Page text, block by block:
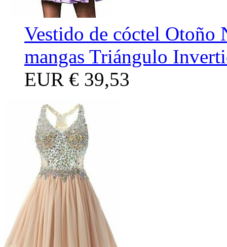
Vestido de cóctel Otoño
mangas Triángulo
EUR € 39,53